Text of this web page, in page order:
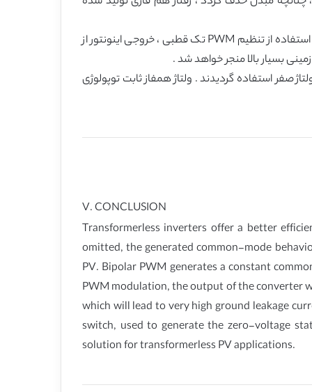
PWM دو قطبی یک ولتاژ همفاز ثابت را تولید می کند اما بازده اینونتور به دلیل ولتاژ خروجی دو سطحی پایین می باشد . بواسطه استفاده از تنظیم PWM تک قطبی ، خروجی اینونتور از
بسیار بالا منجر خواهد شد .
صفر استفاده گردیدند . ولتاژ همفاز ثابت توپولوژی
V. CONCLUSION
Transformerless inverters offer a better
omitted, the generated common-mode
PV. Bipolar PWM generates a constant
PWM modulation, the output of the converter
which will lead to very high ground leakage
switch, used to generate the zero-voltage
solution for transformerless PV applications.